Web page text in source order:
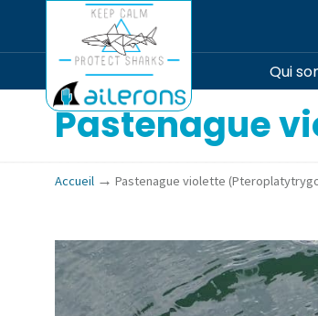
Qui
Pastenague
Accueil →Pastenague violette